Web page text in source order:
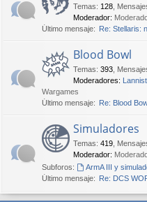
Temas: 128
Moderador:
Último mensaje: Re: Stellaris:
Blood Bowl
Temas: 393
Moderadores:
Wargames
Último mensaje: Re: Blood
Simuladores
Temas: 419
Moderador:
Subforos:
ArmA III y
Último mensaje: Re: DCS